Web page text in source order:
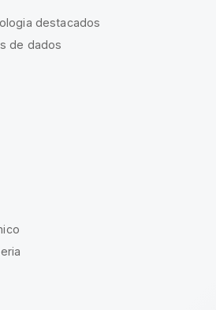
destacados
de dados